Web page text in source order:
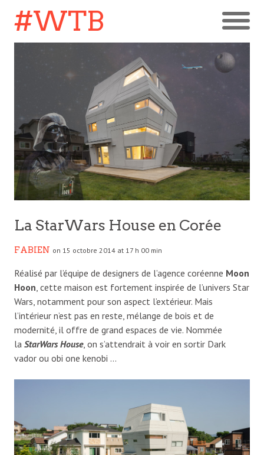
#WTB
La StarWars House en Corée
FABIEN on 15 octobre 2014 at 17 h 00 min
Réalisé par l’équipe de designers de l’agence coréenne Moon
Hoon, cette maison est fortement inspirée de l’univers Star
Wars, notamment pour son aspect l’extérieur. Mais
l’intérieur n’est pas en reste, mélange de bois et de
modernité, il offre de grand espaces de vie. Nommée
la StarWars House, on s’attendrait à voir en sortir Dark
vador ou obi one kenobi …